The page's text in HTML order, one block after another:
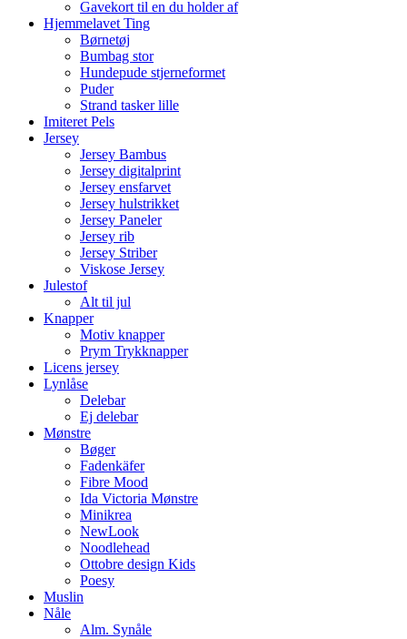
Gavekort til en du holder af
Hjemmelavet Ting
Børnetøj
Bumbag stor
Hundepude stjerneformet
Puder
Strand tasker lille
Imiteret Pels
Jersey
Jersey Bambus
Jersey digitalprint
Jersey ensfarvet
Jersey hulstrikket
Jersey Paneler
Jersey rib
Jersey Striber
Viskose Jersey
Julestof
Alt til jul
Knapper
Motiv knapper
Prym Trykknapper
Licens jersey
Lynlåse
Delebar
Ej delebar
Mønstre
Bøger
Fadenkäfer
Fibre Mood
Ida Victoria Mønstre
Minikrea
NewLook
Noodlehead
Ottobre design Kids
Poesy
Muslin
Nåle
Alm. Synåle